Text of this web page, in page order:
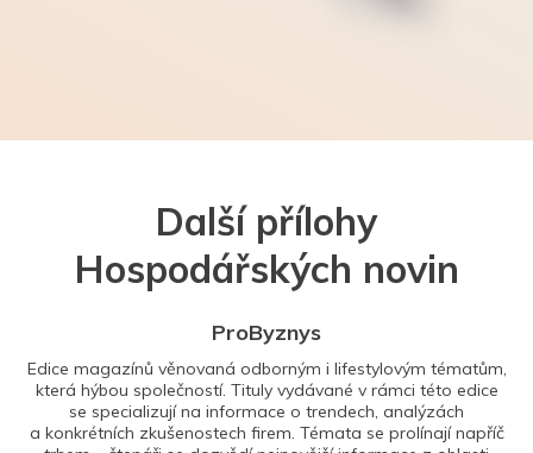
Další přílohy
Hospodářských novin
ProByznys
Edice magazínů věnovaná odborným i lifestylovým tématům,
která hýbou společností. Tituly vydávané v rámci této edice
se specializují na informace o trendech, analýzách
a konkrétních zkušenostech firem. Témata se prolínají napříč